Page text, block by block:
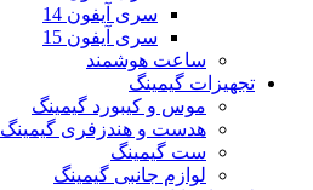
سری آیفون 14
سری آیفون 15
ساعت هوشمند
تجهیزات گیمینگ
موس و کیبورد گیمینگ
هدست و هندزفری گیمینگ
ست گیمینگ
لوازم جانبی گیمینگ